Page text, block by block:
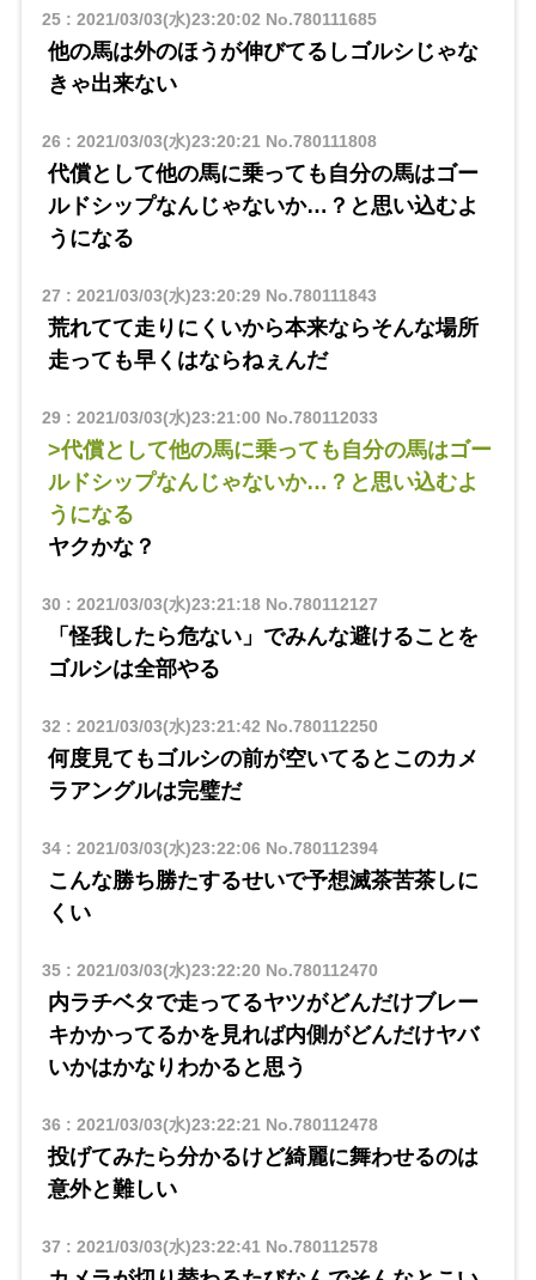
25: 2021/03/03(水)23:20:02 No.780111685
他の馬は外のほうが伸びてるしゴルシじゃな
きゃ出来ない
26 : 2021/03/03(水)23:20:21 No.780111808
代償として他の馬に乗っても自分の馬はゴー
ルドシップなんじゃないか…？と思い込むよ
うになる
27 : 2021/03/03(水)23:20:29No.780111843
荒れてて走りにくいから本来ならそんな場所
走っても早くはならねぇんだ
29: 2021/03/03(水)23:21:00 No.780112033
>代償として他の馬に乗っても自分の馬はゴー
ルドシップなんじゃないか…？と思い込むよ
うになる
ヤクかな？
30 : 2021/03/03(水)23:21:18No.780112127
「怪我したら危ない」でみんな避けることを
ゴルシは全部やる
32 : 2021/03/03(水)23:21:42 No.780112250
何度見てもゴルシの前が空いてるとこのカメ
ラアングルは完璧だ
34: 2021/03/03(水)23:22:06 No.780112394
こんな勝ち勝たするせいで予想滅茶苦茶しに
くい
35: 2021/03/03(水)23:22:20 No.780112470
内ラチベタで走ってるヤツがどんだけブレー
キかかってるかを見れば内側がどんだけヤバ
いかはかなりわかると思う
36 : 2021/03/03(水)23:22:21 No.780112478
投げてみたら分かるけど綺麗に舞わせるのは
意外と難しい
37 : 2021/03/03(水)23:22:41 No.780112578